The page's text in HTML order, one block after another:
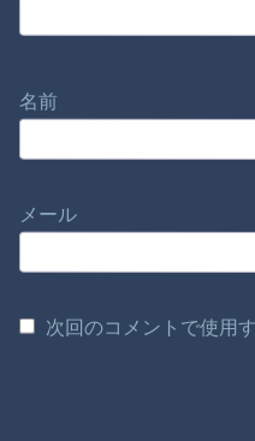
名前
メール
次回のコメントで使用